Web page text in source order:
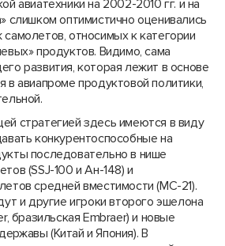
авиатехники на 2002-2010 гг. и на
слишком оптимистично оценивались
относимых к категории
продуктов. Видимо, сама
развития, которая лежит в основе
в авиапроме продуктовой политики,
стратегией здесь имеются в виду
конкурентоспособные на
последовательно в нише
(SSJ-100 и Ан-148) и
средней вместимости (МС-21).
и другие игроки второго эшелона
бразильская Embraer) и новые
(Китай и Япония). В